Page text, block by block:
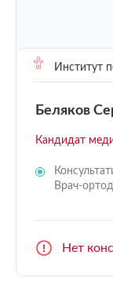
Институт
Беляков
Кандидат
Врач-
Нет